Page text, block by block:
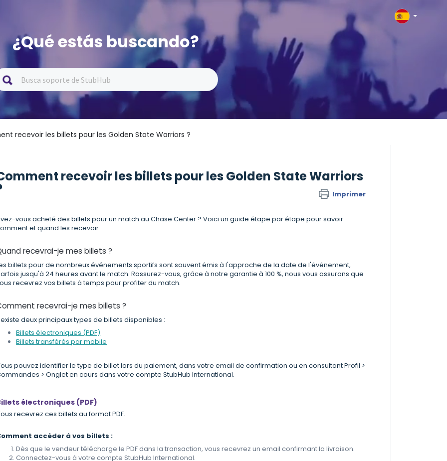
¿Qué estás buscando?
recevoir les billets pour les Golden State Warriors ?
recevoir les billets pour les Golden State Warriors
Imprimer
vous acheté des billets pour un match au Chase Center ? Voici un guide étape par étape pour savoir
et quand les recevoir.
recevrai-je mes billets ?
billets pour de nombreux événements sportifs sont souvent émis à l'approche de la date de l'événement,
jusqu'à 24 heures avant le match. Rassurez-vous, grâce à notre garantie à 100 %, nous vous assurons que
recevrez vos billets à temps pour profiter du match.
recevrai-je mes billets ?
existe deux principaux types de billets disponibles :
Billets électroniques (PDF)
Billets transférés par mobile
pouvez identifier le type de billet lors du paiement, dans votre email de confirmation ou en consultant Profil >
> Onglet en cours dans votre compte StubHub International.
électroniques (PDF)
recevrez ces billets au format PDF.
accéder à vos billets :
Dès que le vendeur télécharge le PDF dans la transaction, vous recevrez un email confirmant la livraison.
Connectez-vous à votre compte StubHub International.